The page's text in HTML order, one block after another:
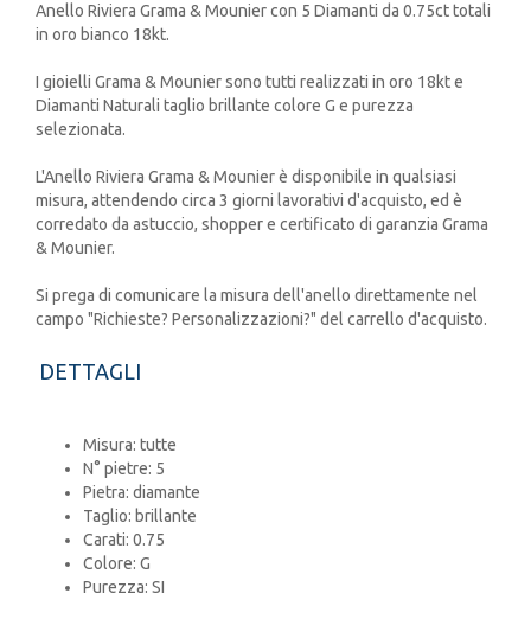
Anello Riviera Grama & Mounier con 5 Diamanti da 0.75ct totali
in oro bianco 18kt.
I gioielli Grama & Mounier sono tutti realizzati in oro 18kt e
Diamanti Naturali taglio brillante colore G e purezza
selezionata.
L'Anello Riviera Grama & Mounier è disponibile in qualsiasi
misura, attendendo circa 3 giorni lavorativi d'acquisto, ed è
corredato da astuccio, shopper e certificato di garanzia Grama
& Mounier.
Si prega di comunicare la misura dell'anello direttamente nel
campo "Richieste? Personalizzazioni?" del carrello d'acquisto.
DETTAGLI
Misura: tutte
N° pietre: 5
Pietra: diamante
Taglio: brillante
Carati: 0.75
Colore: G
Purezza: SI